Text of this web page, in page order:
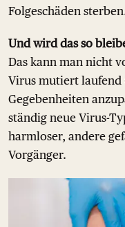
Folgeschäden
Und wird das so
Das kann man nicht
Virus mutiert laufend
Gegebenheiten
ständig neue Virus-
harmloser, andere
Vorgänger.